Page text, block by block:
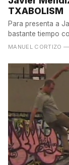
TXABOLISM
Para presenta a
bastante tiempo
como...
MANUEL CORTIZO —